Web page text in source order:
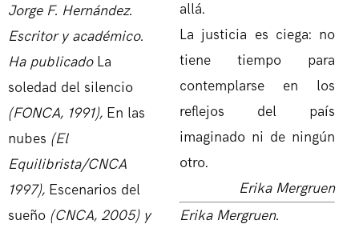
Jorge F. Hernández.
Escritor y académico.
Ha publicado La
soledad del silencio
(FONCA, 1991), En las
nubes (El
Equilibrista/CNCA
1997), Escenarios del
sueño (CNCA, 2005) y
allá.
La justicia es ciega: no
tiene tiempo para
contemplarse en los
reflejos del país
imaginado ni de ningún
otro.
Erika Mergruen
Erika Mergruen.